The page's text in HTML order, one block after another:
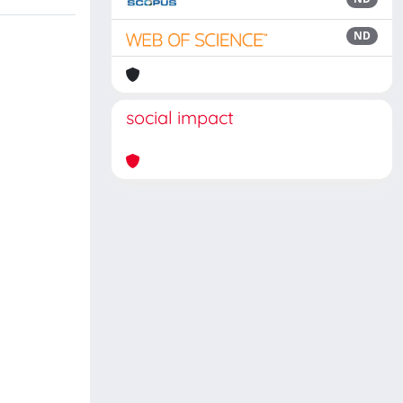
ND
social impact